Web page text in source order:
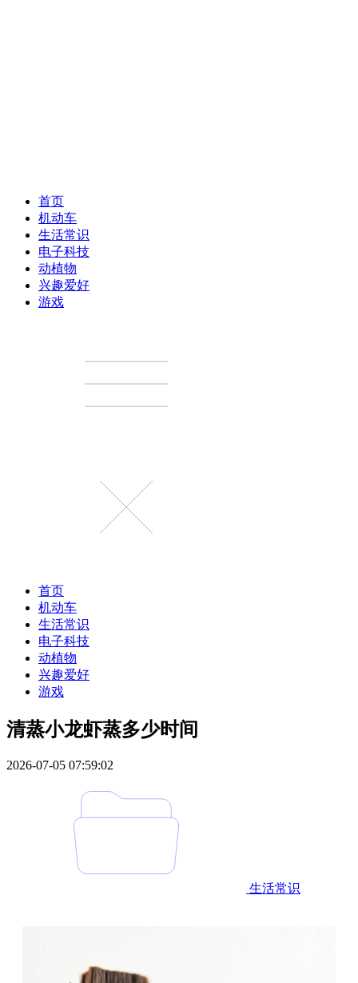
首页
机动车
生活常识
电子科技
动植物
兴趣爱好
游戏
首页
机动车
生活常识
电子科技
动植物
兴趣爱好
游戏
清蒸小龙虾蒸多少时间
2026-07-05 07:59:02
生活常识